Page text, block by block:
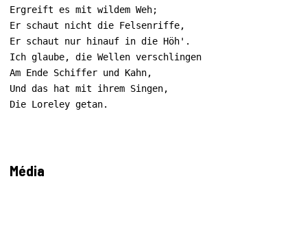
Ergreift es mit wildem Weh;
Er schaut nicht die Felsenriffe,
Er schaut nur hinauf in die Höh'.
Ich glaube, die Wellen verschlingen
Am Ende Schiffer und Kahn,
Und das hat mit ihrem Singen,
Die Loreley getan.
Média